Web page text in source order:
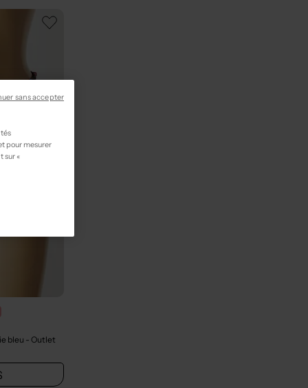
bleu - Outlet
pour mesurer
sur «
sans accepter